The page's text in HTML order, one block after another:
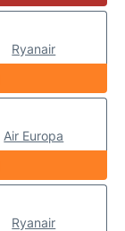
Ryanair
Air Europa
Ryanair